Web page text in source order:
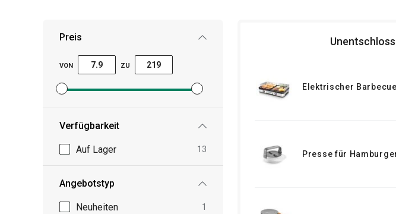
Preis
VON ZU
Mindestpreisfilter festlegen
Höchstpreisfilter festlegen
Verfügbarkeit
Auf Lager 13
Angebotstyp
Neuheiten 1
Elektrischer
Presse für